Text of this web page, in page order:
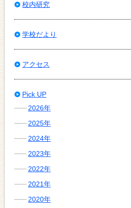
校内研究
学校だより
アクセス
Pick UP
2026年
2025年
2024年
2023年
2022年
2021年
2020年